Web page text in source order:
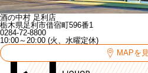
酒の中村 足利店
栃木県足利市借宿町596番1
0284-72-8800
10:00～20:00 (火、水曜定休)
MAPを